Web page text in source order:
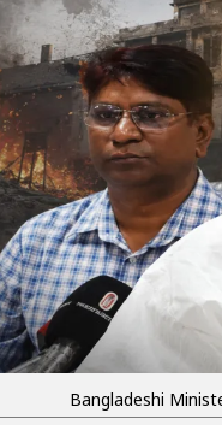
Bangladeshi